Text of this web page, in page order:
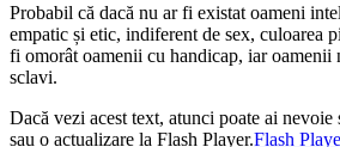
Probabil că dacă nu ar fi existat oameni
empatic și etic, indiferent de sex, culoarea
fi omorât oamenii cu handicap, iar oamenii
sclavi.
Dacă vezi acest text, atunci poate ai nevoie
sau o actualizare la Flash Player.Flash